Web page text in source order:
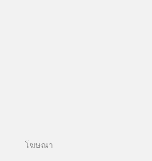
story-ep831-who-killed-harman-
โฆษณา